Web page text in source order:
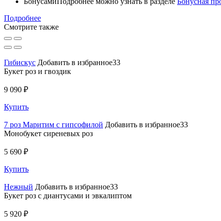
Подробнее
Смотрите также
Гибискус Добавить в избранное33
Букет роз и гвоздик
9 090 ₽
Купить
7 роз Маритим с гипсофилой Добавить в избранное33
Монобукет сиреневых роз
5 690 ₽
Купить
Нежный Добавить в избранное33
Букет роз с диантусами и эвкалиптом
5 920 ₽